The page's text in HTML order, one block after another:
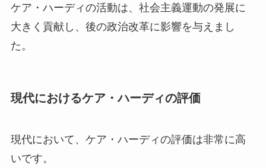
ケア・ハーディの活動は、社会主義運動の発展に
大きく貢献し、後の政治改革に影響を与えまし
た。
現代におけるケア・ハーディの評価
現代において、ケア・ハーディの評価は非常に高
いです。